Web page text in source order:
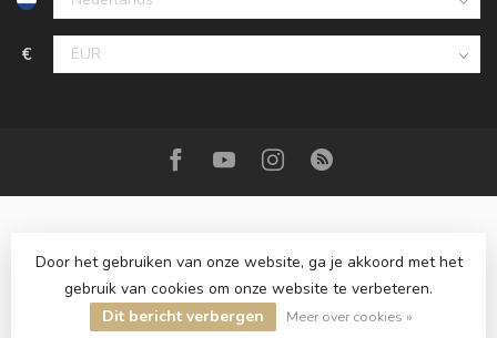
€
© Copyright 2026 Roemer juwelier- Powered byLightspeed
Lightspeed designby Dyvelopment
Door het gebruiken van onze website, ga je akkoord met het
gebruik van cookies om onze website te verbeteren.
Dit bericht verbergen
Meer over cookies »